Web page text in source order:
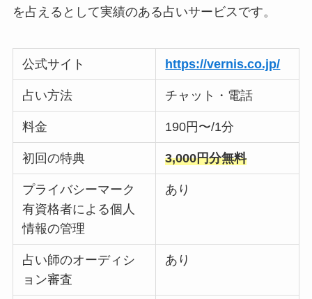
を占えるとして実績のある占いサービスです。
公式サイト https://vernis.co.jp/
占い方法 チャット・電話
料金 190円〜/1分
初回の特典 3,000円分無料
プライバシーマーク
有資格者による個人
情報の管理
あり
占い師のオーディシ
ョン審査
あり